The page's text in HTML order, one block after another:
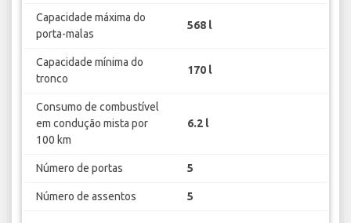
Capacidade máxima do
porta-malas
568 l
Capacidade mínima do
tronco
170 l
Consumo de combustível
em condução mista por
100 km
6.2 l
Número de portas 5
Número de assentos 5